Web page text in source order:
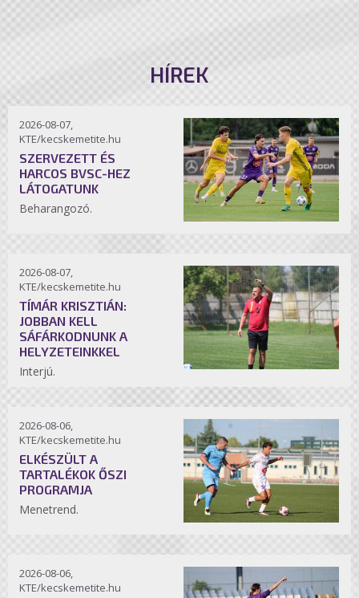
HÍREK
2026-08-07,
KTE/kecskemetite.hu
SZERVEZETT ÉS
HARCOS BVSC-HEZ
LÁTOGATUNK
Beharangozó.
2026-08-07,
KTE/kecskemetite.hu
TÍMÁR KRISZTIÁN:
JOBBAN KELL
SÁFÁRKODNUNK A
HELYZETEINKKEL
Interjú.
2026-08-06,
KTE/kecskemetite.hu
ELKÉSZÜLT A
TARTALÉKOK ŐSZI
PROGRAMJA
Menetrend.
2026-08-06,
KTE/kecskemetite.hu